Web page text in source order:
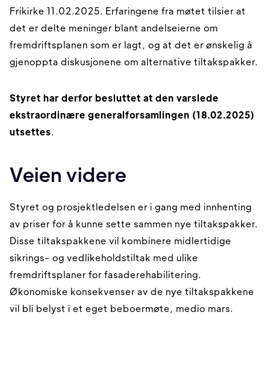
Frikirke 11.02.2025. Erfaringene fra møtet tilsier at
det er delte meninger blant andelseierne om
fremdriftsplanen som er lagt, og at det er ønskelig å
gjenoppta diskusjonene om alternative tiltakspakker.
Styret har derfor besluttet at den varslede
ekstraordinære generalforsamlingen (18.02.2025)
utsettes.
Veien videre
Styret og prosjektledelsen er i gang med innhenting
av priser for å kunne sette sammen nye tiltakspakker.
Disse tiltakspakkene vil kombinere midlertidige
sikrings- og vedlikeholdstiltak med ulike
fremdriftsplaner for fasaderehabilitering.
Økonomiske konsekvenser av de nye tiltakspakkene
vil bli belyst i et eget beboermøte, medio mars.